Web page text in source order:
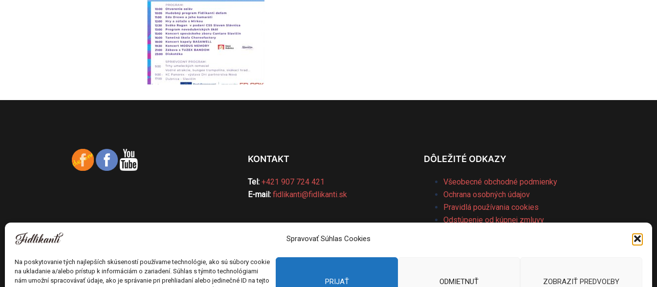
Spravovať Súhlas Cookies
Na poskytovanie tých najlepších skúseností používame technológie, ako sú súbory cookie
na ukladanie a/alebo prístup k informáciám o zariadení. Súhlas s týmito technológiami
nám umožní spracovávať údaje, ako je správanie pri prehliadaní alebo jedinečné ID na tejto
PRIJAŤ ODMIETNUŤ ZOBRAZIŤ PREDVOĽBY
KONTAKT
Tel: +421 907 724 421
E-mail: fidlikanti@fidlikanti.sk
DÔLEŽITÉ ODKAZY
Všeobecné obchodné podmienky
Ochrana osobných údajov
Pravidlá používania cookies
Odstúpenie od kúpnej zmluvy